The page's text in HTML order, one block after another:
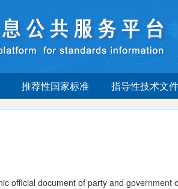
推荐性国家标准 指导性技术文件
official document of party and government